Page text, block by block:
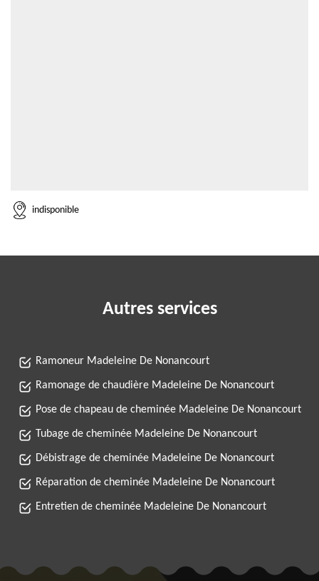
indisponible
Autres services
Ramoneur Madeleine De Nonancourt
Ramonage de chaudière Madeleine De Nonancourt
Pose de chapeau de cheminée Madeleine De Nonancourt
Tubage de cheminée Madeleine De Nonancourt
Débistrage de cheminée Madeleine De Nonancourt
Réparation de cheminée Madeleine De Nonancourt
Entretien de cheminée Madeleine De Nonancourt